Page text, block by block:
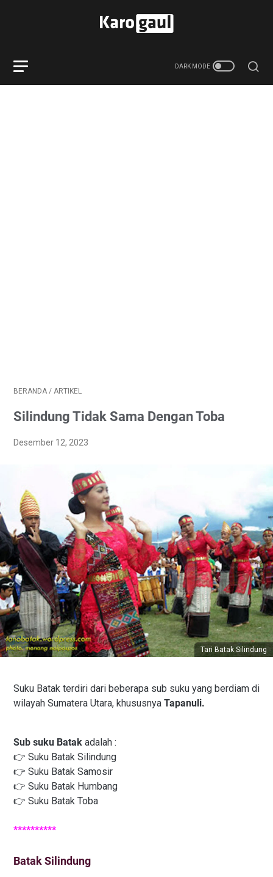
BERANDA / ARTIKEL
Silindung Tidak Sama Dengan Toba
Desember 12, 2023
Tari Batak Silindung
Suku Batak terdiri dari beberapa sub suku yang berdiam di
wilayah Sumatera Utara, khususnya Tapanuli.
Sub suku Batak adalah :
👉 Suku Batak Silindung
👉 Suku Batak Samosir
👉 Suku Batak Humbang
👉 Suku Batak Toba
**********
Batak Silindung